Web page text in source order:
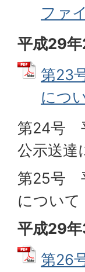
ファ
平成29
第23
につ
第24号
公示送達
第25号
について
平成29年
第26